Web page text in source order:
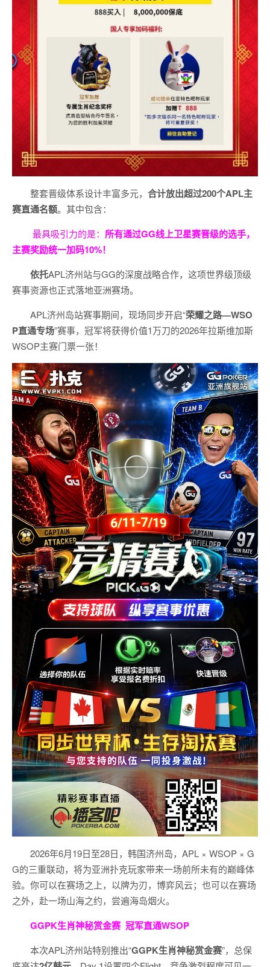
整套晋级体系设计丰富多元， 合计放出超过200个APL主
赛直通名额。其中包含：
最具吸引力的是： 所有通过GG线上卫星赛晋级的选手，
主赛奖励统一加码10%！
依托APL济州站与GG的深度战略合作，这项世界级顶级
赛事资源也正式落地亚洲赛场。
APL济州岛站赛事期间，现场同步开启“荣耀之路—WSO
P直通专场”赛事，冠军将获得价值1万刀的2026年拉斯维加斯
WSOP主赛门票一张！
2026年6月19日至28日，韩国济州岛，APL × WSOP × G
G的三重联动，将为亚洲扑克玩家带来一场前所未有的巅峰体
验。 你可以在赛场之上，以牌为刃，博弈风云；也可以在赛场
之外，赴一场山海之约，尝遍海岛烟火。
GGPK生肖神秘赏金赛 冠军直通WSOP
本次APL济州站特别推出“GGPK生肖神秘赏金赛”，总保